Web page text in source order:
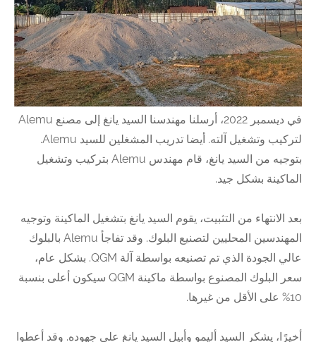
في ديسمبر 2022، أرسلنا مهندسنا السيد يانغ إلى مصنع Alemu
لتركيب وتشغيل آلته. أيضا تدريب المشغلين للسيد Alemu.
بتوجيه من السيد يانغ، قام مهندس Alemu بتركيب وتشغيل
الماكينة بشكل جيد.
بعد الانتهاء من التثبيت، يقوم السيد يانغ بتشغيل الماكينة وتوجيه
المهندسين المحليين لتصنيع البلوك. وقد تفاجأ Alemu بالبلوك
عالي الجودة الذي تم تصنيعه بواسطة آلة QGM. بشكل عام،
سعر البلوك المصنوع بواسطة ماكينة QGM سيكون أعلى بنسبة
10% على الأقل من غيرها.
أخيرًا، يشكر السيد أليمو وأبيل السيد يانغ على جهوده. وقد أعطوا